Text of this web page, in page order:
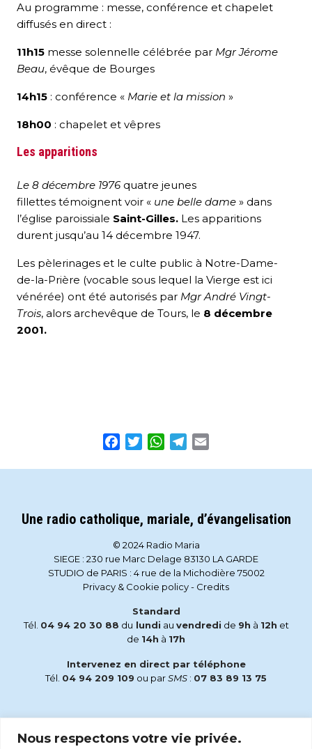
Nous respectons votre vie privée.
Au programme : messe, conférence et chapelet
diffusés en direct :
11h15 messe solennelle célébrée par Mgr Jérome
Beau, évêque de Bourges
14h15 : conférence « Marie et la mission »
18h00 : chapelet et vêpres
Les apparitions
Le 8 décembre 1976 quatre jeunes
fillettes témoignent voir « une belle dame » dans
l’église paroissiale Saint-Gilles. Les apparitions
durent jusqu’au 14 décembre 1947.
Les pèlerinages et le culte public à Notre-Dame-
de-la-Prière (vocable sous lequel la Vierge est ici
vénérée) ont été autorisés par Mgr André Vingt-
Trois, alors archevêque de Tours, le 8 décembre
2001.
Facebook
TwitterWhatsApp
Telegram
Une radio catholique, mariale, d’évangelisation
© 2024 Radio Maria
SIEGE : 230 rue Marc Delage 83130 LA GARDE
STUDIO de PARIS : 4 rue de la Michodière 75002
Privacy & Cookie policy- Credits
Standard
Tél. 04 94 20 30 88 du lundi au vendredi de 9h à 12h et
de 14h à 17h
Intervenez en direct par téléphone
Tél. 04 94 209 109 ou parSMS : 07 83 89 13 75
accueil@radiomaria.fr